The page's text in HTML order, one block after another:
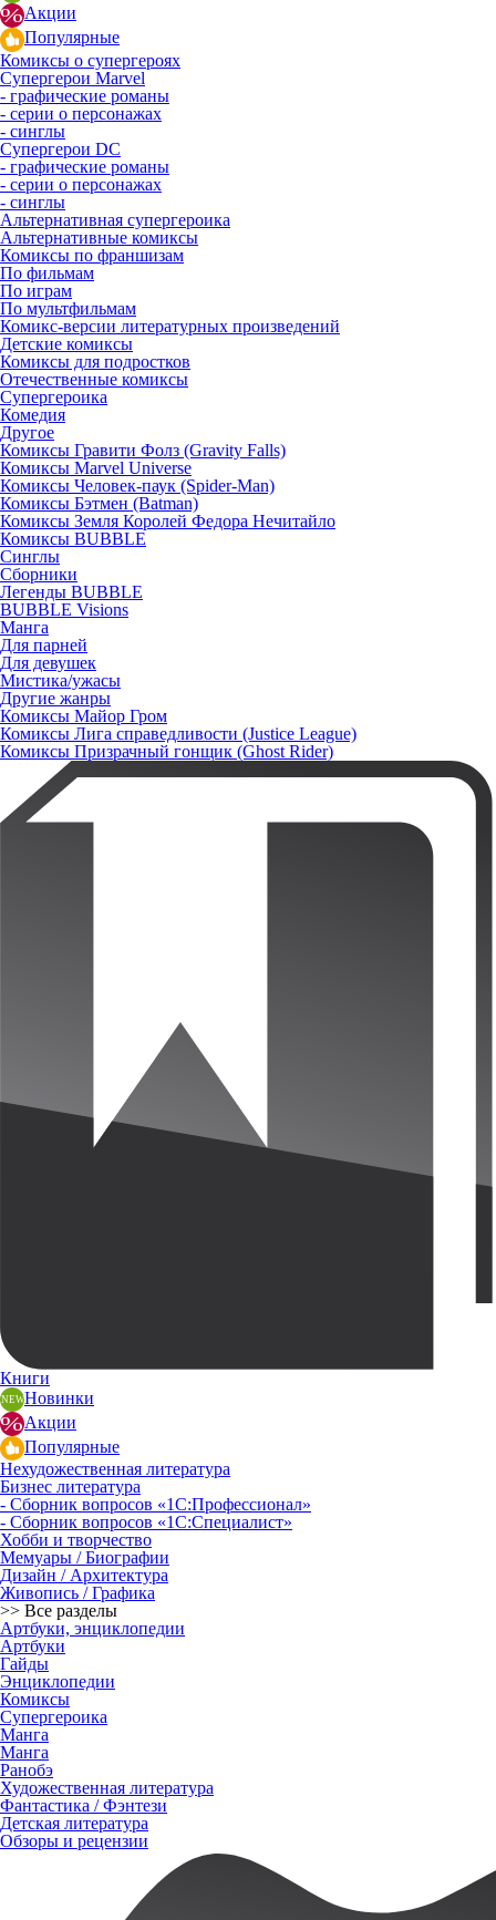
Акции
Популярные
Комиксы о супергероях
Супергерои Marvel
- графические романы
- серии о персонажах
- синглы
Супергерои DC
- графические романы
- серии о персонажах
- синглы
Альтернативная супергероика
Альтернативные комиксы
Комиксы по франшизам
По фильмам
По играм
По мультфильмам
Комикс-версии литературных произведений
Детские комиксы
Комиксы для подростков
Отечественные комиксы
Супергероика
Комедия
Другое
Комиксы Гравити Фолз (Gravity Falls)
Комиксы Marvel Universe
Комиксы Человек-паук (Spider-Man)
Комиксы Бэтмен (Batman)
Комиксы Земля Королей Федора Нечитайло
Комиксы BUBBLE
Синглы
Сборники
Легенды BUBBLE
BUBBLE Visions
Манга
Для парней
Для девушек
Мистика/ужасы
Другие жанры
Комиксы Майор Гром
Комиксы Лига справедливости (Justice League)
Комиксы Призрачный гонщик (Ghost Rider)
Книги
Новинки
Акции
Популярные
Нехудожественная литература
Бизнес литература
- Сборник вопросов «1С:Профессионал»
- Сборник вопросов «1С:Специалист»
Хобби и творчество
Мемуары / Биографии
Дизайн / Архитектура
Живопись / Графика
>> Все разделы
Артбуки, энциклопедии
Артбуки
Гайды
Энциклопедии
Комиксы
Супергероика
Манга
Манга
Ранобэ
Художественная литература
Фантастика / Фэнтези
Детская литература
Обзоры и рецензии